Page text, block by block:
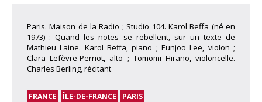
Paris. Maison de la Radio ; Studio 104. Karol Beffa (né en
1973) : Quand les notes se rebellent, sur un texte de
Mathieu Laine. Karol Beffa, piano ; Eunjoo Lee, violon ;
Clara Lefèvre-Perriot, alto ; Tomomi Hirano, violoncelle.
Charles Berling, récitant
FRANCE ÎLE-DE-FRANCE
PARIS